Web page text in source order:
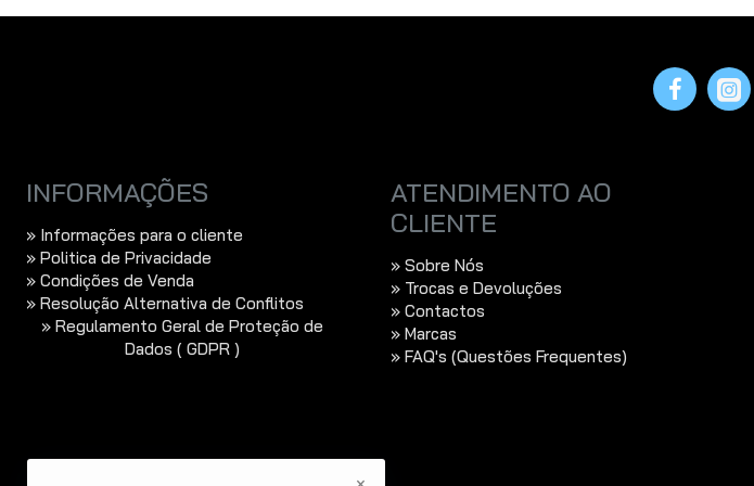
INFORMAÇÕES
» Informações para o cliente
» Politica de Privacidade
» Condições de Venda
» Resolução Alternativa de Conflitos
» Regulamento Geral de Proteção de
Dados ( GDPR )
ATENDIMENTO AO
CLIENTE
» Sobre Nós
» Trocas e Devoluções
» Contactos
» Marcas
» FAQ's (Questões Frequentes)